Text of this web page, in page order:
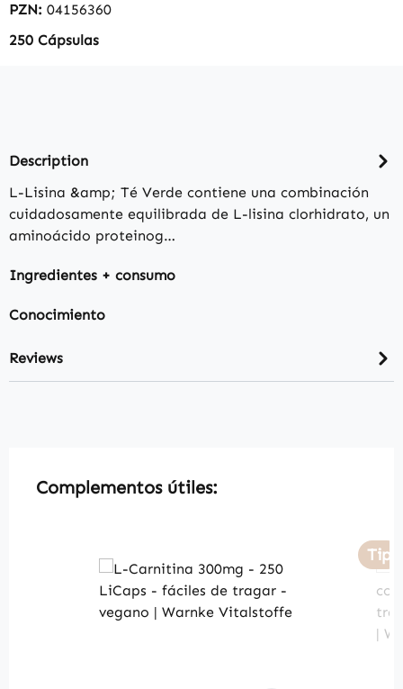
PZN: 04156360
250 Cápsulas
Description
L-Lisina &amp; Té Verde contiene una combinación
cuidadosamente equilibrada de L-lisina clorhidrato, un
aminoácido proteinog…
Ingredientes + consumo
Conocimiento
Reviews
Skip product gallery
Complementos útiles:
Tip